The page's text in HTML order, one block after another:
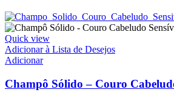
Quick view
Adicionar à Lista de Desejos
Adicionar
Champô Sólido – Couro